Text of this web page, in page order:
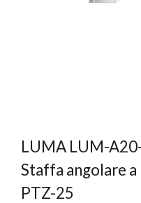
LUMA LUM-
Staffa angolare
PTZ-25